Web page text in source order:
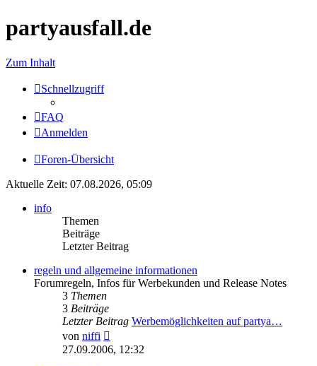
partyausfall.de
Zum Inhalt
Schnellzugriff
FAQ
Anmelden
Foren-Übersicht
Aktuelle Zeit: 07.08.2026, 05:09
info
Themen
Beiträge
Letzter Beitrag
regeln und allgemeine informationen
Forumregeln, Infos für Werbekunden und Release Notes
3 Themen
3 Beiträge
Letzter Beitrag Werbemöglichkeiten auf partya…
von niffi
Beitrag
27.09.2006, 12:32